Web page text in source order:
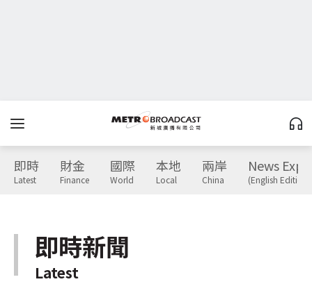
即時
Latest
財金
Finance
國際
World
本地
Local
兩岸
China
News
(English Edition)
即時新聞
Latest